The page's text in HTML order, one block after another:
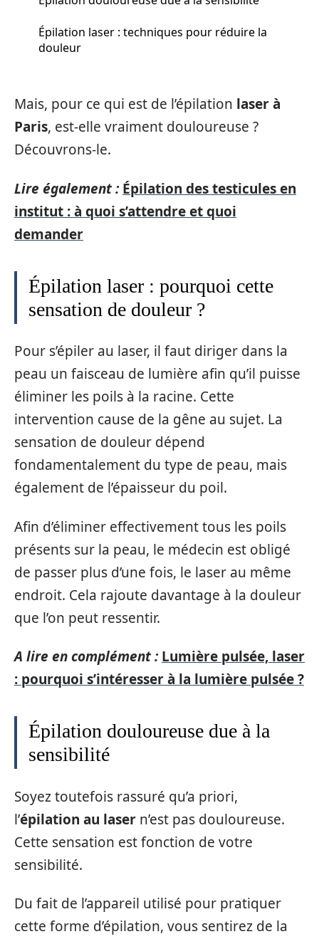
Épilation laser : techniques pour réduire la
douleur
Mais, pour ce qui est de l’épilation laser à
Paris, est-elle vraiment douloureuse ?
Découvrons-le.
Lire également : Épilation des testicules en
institut : à quoi s’attendre et quoi
demander
Épilation laser : pourquoi cette
sensation de douleur ?
Pour s’épiler au laser, il faut diriger dans la
peau un faisceau de lumière afin qu’il puisse
éliminer les poils à la racine. Cette
intervention cause de la gêne au sujet. La
sensation de douleur dépend
fondamentalement du type de peau, mais
également de l’épaisseur du poil.
Afin d’éliminer effectivement tous les poils
présents sur la peau, le médecin est obligé
de passer plus d’une fois, le laser au même
endroit. Cela rajoute davantage à la douleur
que l’on peut ressentir.
A lire en complément : Lumière pulsée, laser
: pourquoi s’intéresser à la lumière pulsée ?
Épilation douloureuse due à la
sensibilité
Soyez toutefois rassuré qu’a priori,
l’épilation au laser n’est pas douloureuse.
Cette sensation est fonction de votre
sensibilité.
Du fait de l’appareil utilisé pour pratiquer
cette forme d’épilation, vous sentirez de la